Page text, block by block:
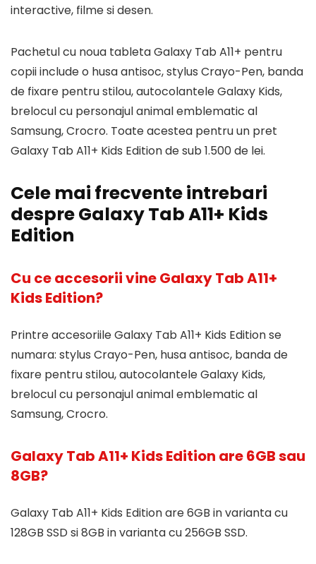
interactive, filme si desen.
Pachetul cu noua tableta Galaxy Tab A11+ pentru
copii include o husa antisoc, stylus Crayo-Pen, banda
de fixare pentru stilou, autocolantele Galaxy Kids,
brelocul cu personajul animal emblematic al
Samsung, Crocro. Toate acestea pentru un pret
Galaxy Tab A11+ Kids Edition de sub 1.500 de lei.
Cele mai frecvente intrebari
despre Galaxy Tab A11+ Kids
Edition
Cu ce accesorii vine Galaxy Tab A11+
Kids Edition?
Printre accesoriile Galaxy Tab A11+ Kids Edition se
numara: stylus Crayo-Pen, husa antisoc, banda de
fixare pentru stilou, autocolantele Galaxy Kids,
brelocul cu personajul animal emblematic al
Samsung, Crocro.
Galaxy Tab A11+ Kids Edition are 6GB sau
8GB?
Galaxy Tab A11+ Kids Edition are 6GB in varianta cu
128GB SSD si 8GB in varianta cu 256GB SSD.